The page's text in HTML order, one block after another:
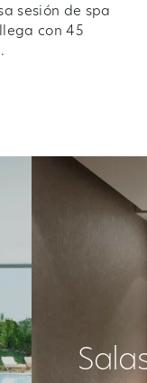
sesión de spa
con 45